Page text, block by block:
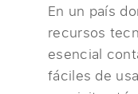
En un país
recursos
esencial
fáciles de